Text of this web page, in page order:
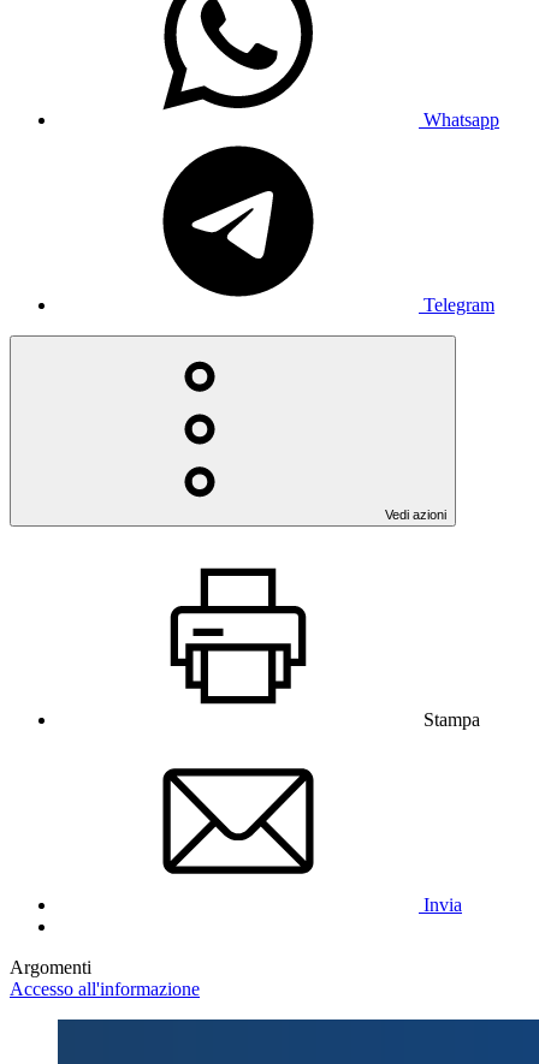
Whatsapp
Telegram
Vedi azioni
Stampa
Invia
Argomenti
Accesso all'informazione